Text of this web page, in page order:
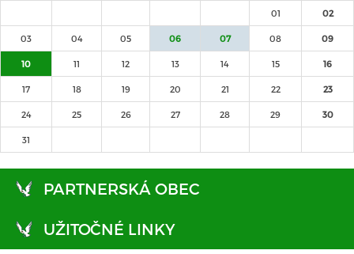
01 02
03 04 05 06 07 08 09
10 11 12 13 14 15 16
17 18 19 20 21 22 23
24 25 26 27 28 29 30
31
PARTNERSKÁ OBEC
UŽITOČNÉ LINKY